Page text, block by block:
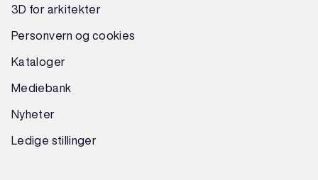
3D for arkitekter
Personvern og cookies
Kataloger
Mediebank
Nyheter
Ledige stillinger